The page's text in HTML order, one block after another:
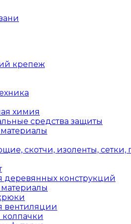
крепеж
химия
средства защиты
скотчи, изоленты, сетки,
деревянных конструкций
вентиляции